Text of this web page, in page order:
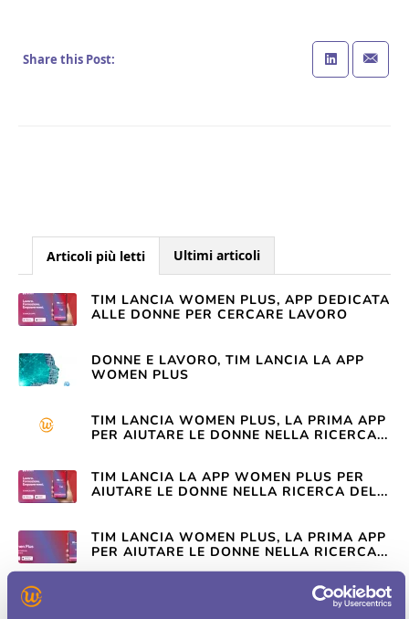
Share this Post:
Articoli più letti Ultimi articoli
TIM LANCIA WOMEN PLUS, APP DEDICATA
ALLE DONNE PER CERCARE LAVORO
DONNE E LAVORO, TIM LANCIA LA APP
WOMEN PLUS
TIM LANCIA WOMEN PLUS, LA PRIMA APP
PER AIUTARE LE DONNE NELLA RICERCA...
TIM LANCIA LA APP WOMEN PLUS PER
AIUTARE LE DONNE NELLA RICERCA DEL...
TIM LANCIA WOMEN PLUS, LA PRIMA APP
PER AIUTARE LE DONNE NELLA RICERCA...
TIM LANCIA WOMEN PLUS, APP PER
AIUTARE LE DONNE NEL MONDO DEL